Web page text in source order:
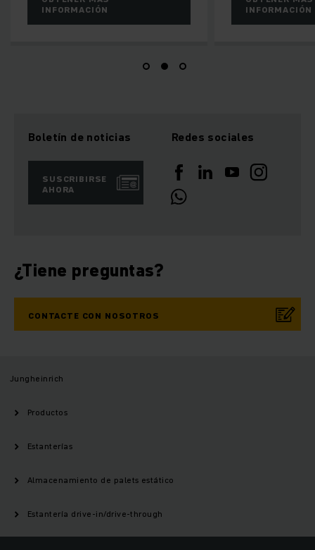
INFORMACIÓN
INFORMACIÓN
Boletín de noticias
SUSCRIBIRSE
AHORA
Redes sociales
¿Tiene preguntas?
CONTACTE CON NOSOTROS
Jungheinrich
Productos
Estanterías
Almacenamiento de palets estático
Estantería drive-in/drive-through